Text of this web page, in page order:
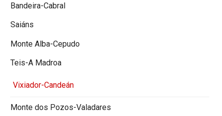
Bandeira-Cabral
Saiáns
Monte Alba-Cepudo
Teis-A Madroa
Vixiador-Candeán
Monte dos Pozos-Valadares